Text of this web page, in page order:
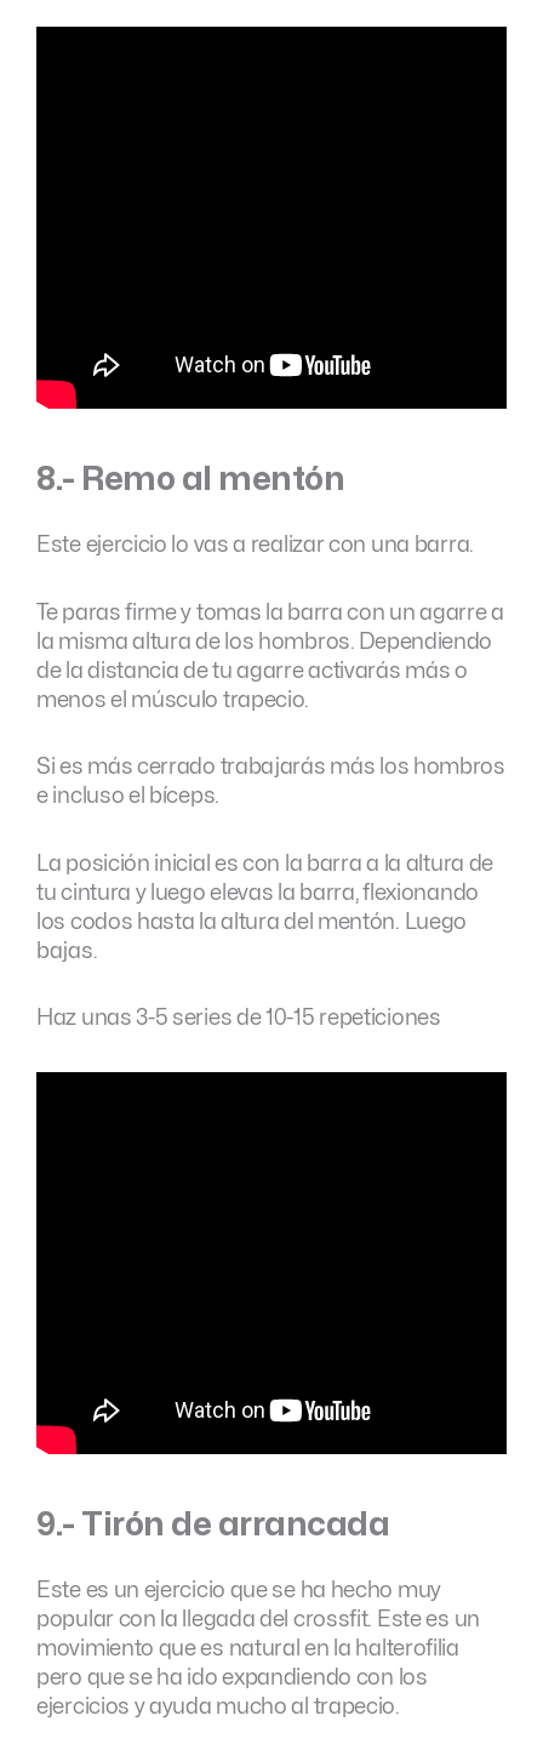
8.- Remo al mentón
Este ejercicio lo vas a realizar con una barra.
Te paras firme y tomas la barra con un agarre a
la misma altura de los hombros. Dependiendo
de la distancia de tu agarre activarás más o
menos el músculo trapecio.
Si es más cerrado trabajarás más los hombros
e incluso el bíceps.
La posición inicial es con la barra a la altura de
tu cintura y luego elevas la barra, flexionando
los codos hasta la altura del mentón. Luego
bajas.
Haz unas 3-5 series de 10-15 repeticiones
9.- Tirón de arrancada
Este es un ejercicio que se ha hecho muy
popular con la llegada del crossfit. Este es un
movimiento que es natural en la halterofilia
pero que se ha ido expandiendo con los
ejercicios y ayuda mucho al trapecio.